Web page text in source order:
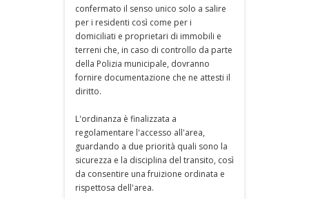
confermato il senso unico solo a salire
per i residenti così come per i
domiciliati e proprietari di immobili e
terreni che, in caso di controllo da parte
della Polizia municipale, dovranno
fornire documentazione che ne attesti il
diritto.
L'ordinanza è finalizzata a
regolamentare l'accesso all'area,
guardando a due priorità quali sono la
sicurezza e la disciplina del transito, così
da consentire una fruizione ordinata e
rispettosa dell'area.